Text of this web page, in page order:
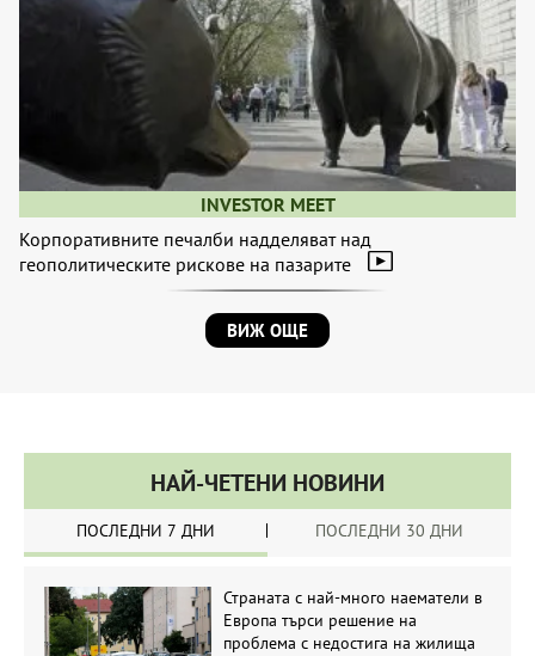
INVESTOR MEET
Корпоративните печалби надделяват над
геополитическите рискове на пазарите
ВИЖ ОЩЕ
НАЙ-ЧЕТЕНИ НОВИНИ
ПОСЛЕДНИ 7 ДНИ ПОСЛЕДНИ 30 ДНИ
Страната с най-много наематели в
Европа търси решение на
проблема с недостига на жилища